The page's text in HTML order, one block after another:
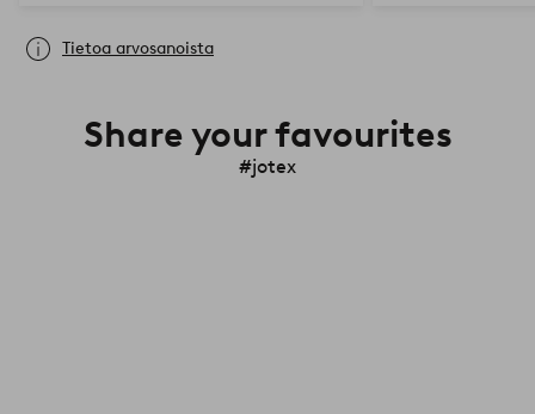
Tietoa arvosanoista
Share your favourites
#jotex